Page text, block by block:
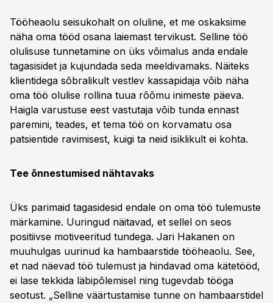
Tööheaolu seisukohalt on oluline, et me oskaksime
näha oma tööd osana laiemast tervikust. Selline töö
olulisuse tunnetamine on üks võimalus anda endale
tagasisidet ja kujundada seda meeldivamaks. Näiteks
klientidega sõbralikult vestlev kassapidaja võib näha
oma töö olulise rollina tuua rõõmu inimeste päeva.
Haigla varustuse eest vastutaja võib tunda ennast
paremini, teades, et tema töö on korvamatu osa
patsientide ravimisest, kuigi ta neid isiklikult ei kohta.
Tee õnnestumised nähtavaks
Üks parimaid tagasidesid endale on oma töö tulemuste
märkamine. Uuringud näitavad, et sellel on seos
positiivse motiveeritud tundega. Jari Hakanen on
muuhulgas uurinud ka hambaarstide tööheaolu. See,
et nad näevad töö tulemust ja hindavad oma kätetööd,
ei lase tekkida läbipõlemisel ning tugevdab tööga
seotust. „Selline väärtustamise tunne on hambaarstidel